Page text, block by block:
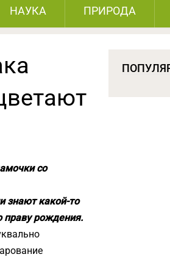
НАУКА ПРИРОДА
со
знают какой-то
праву рождения.